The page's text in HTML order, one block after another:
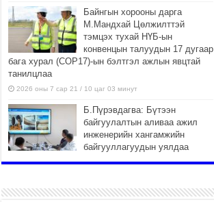
Байнгын хорооны дарга
М.Мандхай Цөлжилттэй
тэмцэх тухай НҮБ-ын
конвенцын талуудын 17 дугаар
бага хурал (СОР17)-ын бэлтгэл ажлын явцтай
танилцлаа
2026 оны 7 сар 21 / 10 цаг 03 минут
Б.Пүрэвдагва: Бүтээн
байгуулалтын аливаа ажил
инженерийн хангамжийн
байгууллагуудын уялдаа
холбоогүйгээс саатах ёсгүй
“Сэлбэ 20 минутын хот”